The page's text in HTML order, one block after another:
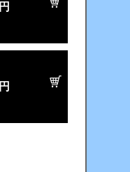
円
円